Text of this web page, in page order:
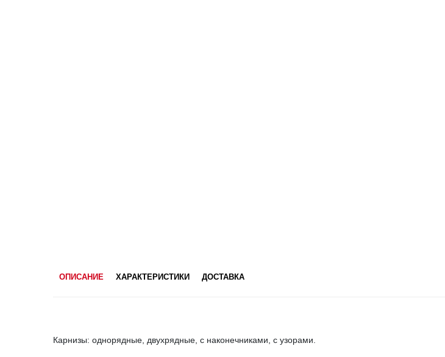
ОПИСАНИЕ ХАРАКТЕРИСТИКИ ДОСТАВКА
Карнизы: однорядные, двухрядные, с наконечниками, с узорами.